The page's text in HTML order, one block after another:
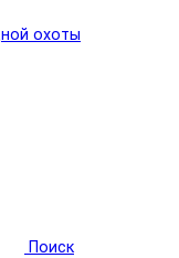
охоты
Поиск